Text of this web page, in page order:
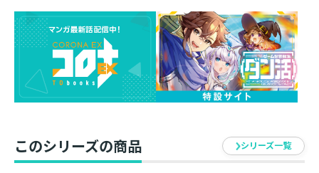
念願の〈隠し扉の万能鍵〉ゲットに、思わず拳を空に突
き上げた。先輩たちがしのぎを削る〈30人戦〉のギルド
バトルを観て盛り上がり、ついに我慢できず、本格的な
ダンジョン攻略へと乗り出したのだ。目指すは、もちろ
ん〈Sランク〉！ 最強育成論を次々とギルドメンバー
に伝授してLvアップさせるも、やはり人員拡大は不可欠
して、強ジョブ・お宝超ゲット！ 「レアボス戦？ この
俺に任せとけ！」 ダンジョン攻略ファンタジー第２巻！
このシリーズの商品 シリーズ一覧